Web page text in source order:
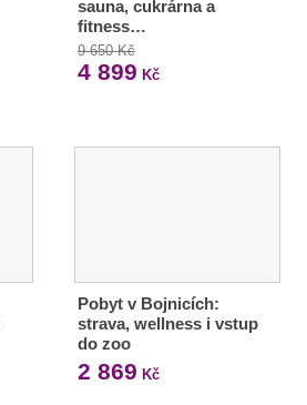
sauna, cukrárna a
fitness…
9 650 Kč
4 899 Kč
Pobyt v Bojnicích:
strava, wellness i vstup
do zoo
2 869 Kč